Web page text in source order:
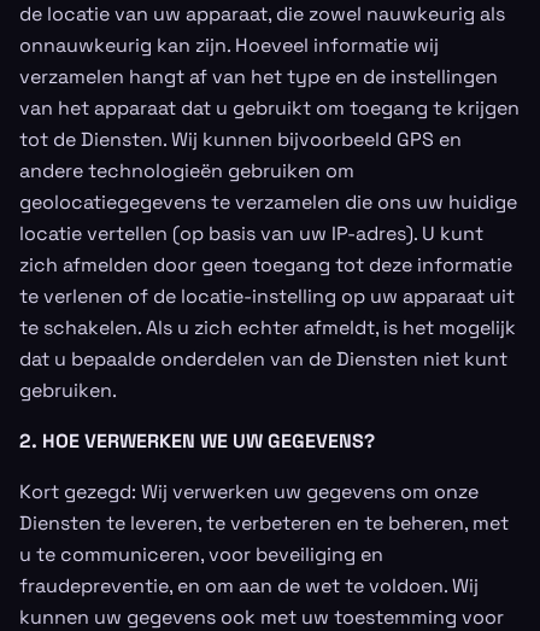
de locatie van uw apparaat, die zowel nauwkeurig als
onnauwkeurig kan zijn. Hoeveel informatie wij
verzamelen hangt af van het type en de instellingen
van het apparaat dat u gebruikt om toegang te krijgen
tot de Diensten. Wij kunnen bijvoorbeeld GPS en
andere technologieën gebruiken om
geolocatiegegevens te verzamelen die ons uw huidige
locatie vertellen (op basis van uw IP-adres). U kunt
zich afmelden door geen toegang tot deze informatie
te verlenen of de locatie-instelling op uw apparaat uit
te schakelen. Als u zich echter afmeldt, is het mogelijk
dat u bepaalde onderdelen van de Diensten niet kunt
gebruiken.
2. HOE VERWERKEN WE UW GEGEVENS?
Kort gezegd: Wij verwerken uw gegevens om onze
Diensten te leveren, te verbeteren en te beheren, met
u te communiceren, voor beveiliging en
fraudepreventie, en om aan de wet te voldoen. Wij
kunnen uw gegevens ook met uw toestemming voor